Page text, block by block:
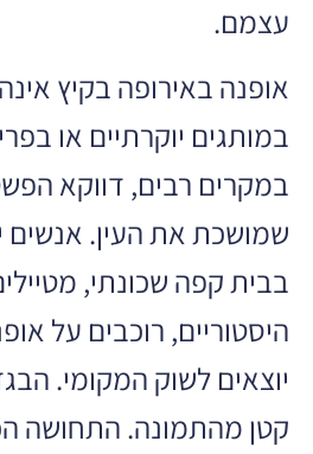
עצמם.
אופנה באירופה בקיץ
במותגים יוקרתיים או
במקרים רבים, דווקא
שמושכת את העין. אנשים
בבית קפה שכונתי,
היסטוריים, רוכבים על
יוצאים לשוק המקומי.
קטן מהתמונה. התחושה